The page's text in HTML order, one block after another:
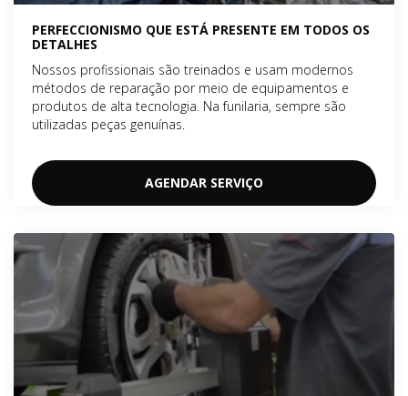
PERFECCIONISMO QUE ESTÁ PRESENTE EM TODOS OS
DETALHES
Nossos profissionais são treinados e usam modernos
métodos de reparação por meio de equipamentos e
produtos de alta tecnologia. Na funilaria, sempre são
utilizadas peças genuínas.
AGENDAR SERVIÇO